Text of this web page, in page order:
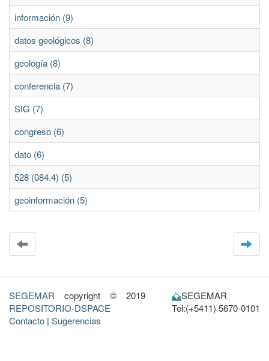
información (9)
datos geológicos (8)
geología (8)
conferencia (7)
SIG (7)
congreso (6)
dato (6)
528 (084.4) (5)
geoinformación (5)
SEGEMAR copyright © 2019
REPOSITORIO-DSPACE
Contacto | Sugerencias
SEGEMAR
Tel:(+5411) 5670-0101